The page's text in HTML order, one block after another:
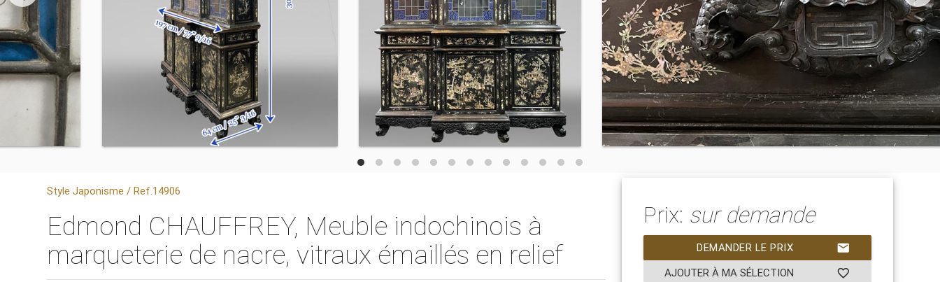
Style Japonisme / Ref.14906
Edmond CHAUFFREY, Meuble indochinois à
marqueterie de nacre, vitraux émaillés en relief
Prix: sur demande
mail
DEMANDER LE PRIX
favorite_border
AJOUTER À MA SÉLECTION